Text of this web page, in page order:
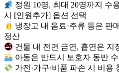
정원 10명, 최대 20명까지 수
시 [인원추가] 옵션 선택
냉장고 내 음료·주류 등은 판
정산
건물 내 전면 금연, 흡연은 지
아동은 반드시 보호자 동반
가전·가구·비품 파손 시 비용